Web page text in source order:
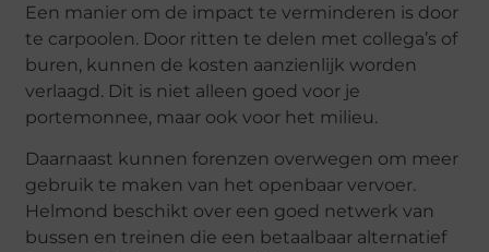
Een manier om de impact te verminderen is door
te carpoolen. Door ritten te delen met collega’s of
buren, kunnen de kosten aanzienlijk worden
verlaagd. Dit is niet alleen goed voor je
portemonnee, maar ook voor het milieu.
Daarnaast kunnen forenzen overwegen om meer
gebruik te maken van het openbaar vervoer.
Helmond beschikt over een goed netwerk van
bussen en treinen die een betaalbaar alternatief